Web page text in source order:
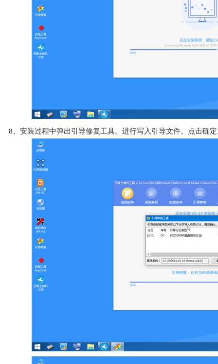
8、安装过程中弹出引导修复工具。进行写入引导文件。点击确